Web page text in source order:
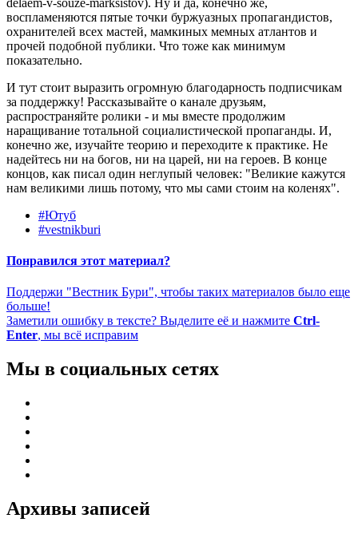
воспламеняются пятые точки буржуазных пропагандистов,
охранителей всех мастей, мамкиных мемных атлантов и
прочей подобной публики. Что тоже как минимум
показательно.
И тут стоит выразить огромную благодарность подписчикам
за поддержку! Рассказывайте о канале друзьям,
распространяйте ролики - и мы вместе продолжим
наращивание тотальной социалистической пропаганды. И,
конечно же, изучайте теорию и переходите к практике. Не
надейтесь ни на богов, ни на царей, ни на героев. В конце
концов, как писал один неглупый человек: "Великие кажутся
нам великими лишь потому, что мы сами стоим на коленях".
#Ютуб
#vestnikburi
Понравился этот материал?
Поддержи "Вестник Бури", чтобы таких материалов было еще
больше!
Заметили ошибку в тексте? Выделите её и нажмите Ctrl-
Enter, мы всё исправим
Мы в социальных сетях
Архивы записей